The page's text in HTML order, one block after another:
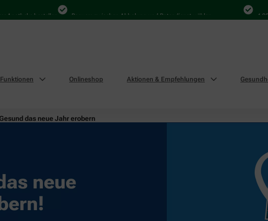
bestellen Bequem zwischen Abholung und Botendienst wählen 4.000 Mal
Onlineshop Aktionen & Empfehlungen
Gesund das neue Jahr erobern